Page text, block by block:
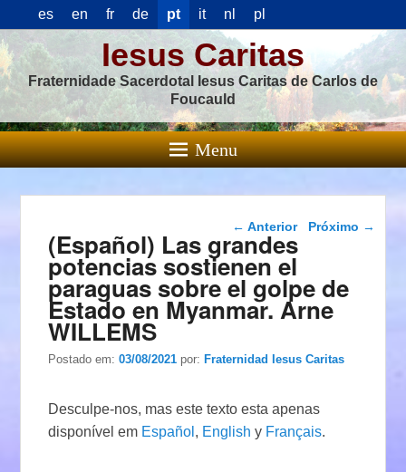
es en fr de pt it nl pl
Iesus Caritas
Fraternidade Sacerdotal Iesus Caritas de Carlos de
Foucauld
Menu
Navegação das
← Anterior Próximo →
(Español) Las grandes
potencias sostienen el
paraguas sobre el golpe de
Estado en Myanmar. Arne
WILLEMS
Postado em:03/08/2021 por:Fraternidad Iesus Caritas
Desculpe-nos, mas este texto esta apenas
disponível em Español , English y Français.